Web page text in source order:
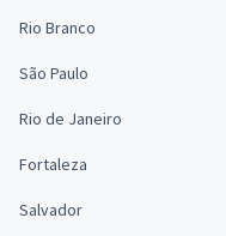
Rio Branco
São Paulo
Rio de Janeiro
Fortaleza
Salvador